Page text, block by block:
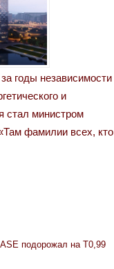
годы независимости
и
стал министром
фамилии всех, кто
подорожал на Т0,99